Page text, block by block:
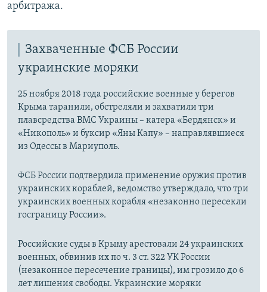
арбитража.
Захваченные ФСБ России
украинские моряки
25 ноября 2018 года российские военные у берегов
Крыма таранили, обстреляли и захватили три
плавсредства ВМС Украины – катера «Бердянск» и
«Никополь» и буксир «Яны Капу» – направлявшиеся
из Одессы в Мариуполь.
ФСБ России подтвердила применение оружия против
украинских кораблей, ведомство утверждало, что три
украинских военных корабля «незаконно пересекли
госграницу России».
Российские суды в Крыму арестовали 24 украинских
военных, обвинив их по ч. 3 ст. 322 УК России
(незаконное пересечение границы), им грозило до 6
лет лишения свободы. Украинские моряки